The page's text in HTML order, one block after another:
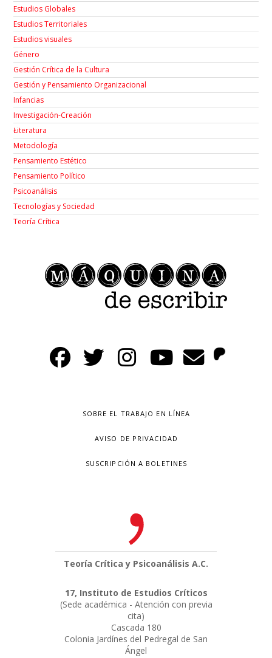
Estudios Globales
Estudios Territoriales
Estudios visuales
Género
Gestión Crítica de la Cultura
Gestión y Pensamiento Organizacional
Infancias
Investigación-Creación
Łiteratura
Metodología
Pensamiento Estético
Pensamiento Político
Psicoanálisis
Tecnologías y Sociedad
Teoría Crítica
SOBRE EL TRABAJO EN LÍNEA
AVISO DE PRIVACIDAD
SUSCRIPCIÓN A BOLETINES
Teoría Crítica y Psicoanálisis A.C.
17, Instituto de Estudios Críticos
(Sede académica - Atención con previa
cita)
Cascada 180
Colonia Jardínes del Pedregal de San
Ángel